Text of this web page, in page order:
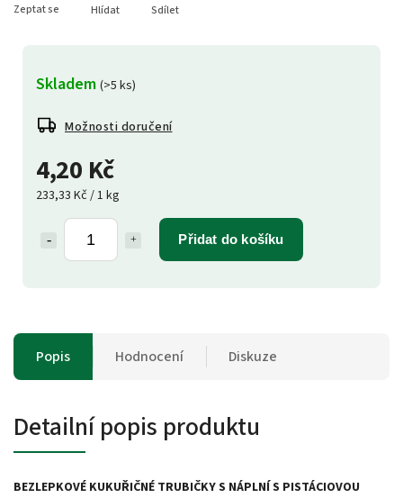
4,20 Kč
233,33 Kč / 1 kg
Přidat do košíku
Skladem (>5 ks)
Možnosti doručení
Zeptat se Hlídat Sdílet
Popis Hodnocení Diskuze
Detailní popis produktu
BEZLEPKOVÉ KUKUŘIČNÉ TRUBIČKY S NÁPLNÍ S PISTÁCIOVOU